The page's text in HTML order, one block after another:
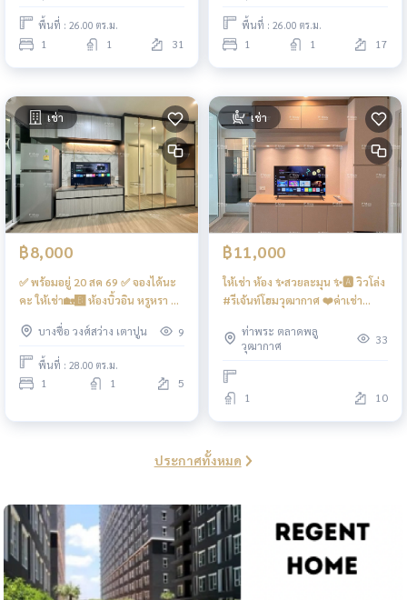
พื้นที่ : 26.00 ตร.ม.
1 1 31
พื้นที่ : 26.00 ตร.ม.
1 1 17
เช่า
฿8,000
✅ พร้อมอยู่ 20 สค 69 ✅ จองได้นะ
คะ ให้เช่า🏡🅱️ ห้องบิ้วอิน หรูหรา จัด
เฟอร์ ครบ 📍มี เครื่องซักผ้า #รีเจ้นท์
โฮมบางซ่อน28 ❤️ค่าเช่า 8,000
บาท
บางซื่อ วงศ์สว่าง เตาปูน 9
พื้นที่ : 28.00 ตร.ม.
1 1 5
เช่า
฿11,000
ให้เช่า ห้อง ✨สวยละมุน ✨🅰️ วิวโล่ง
#รีเจ้นท์โฮมวุฒากาศ ❤️ค่าเช่า
ท่าพระ ตลาดพลู
วุฒากาศ
33
1 10
ประกาศทั้งหมด